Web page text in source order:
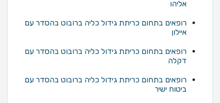
אליהו
רופאים בתחום כריתת גידול כליה ברובוט בהסדר עם
איילון
רופאים בתחום כריתת גידול כליה ברובוט בהסדר עם
דקלה
רופאים בתחום כריתת גידול כליה ברובוט בהסדר עם
ביטוח ישיר